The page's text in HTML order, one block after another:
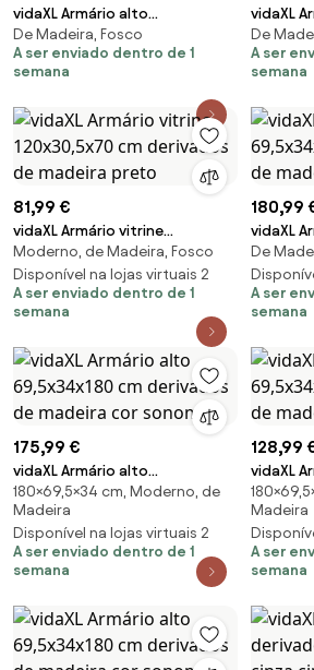
vidaXL Armário alto
69,5x34x180 cm derivados de
madeira sonoma cinza
De Madeira, Fosco
A ser enviado dentro de 1
semana
vidaXL
De
A ser
semana
81,99 €
vidaXL Armário vitrine
120x30,5x70 cm derivados de
madeira preto
Moderno, de Madeira, Fosco
Disponível na lojas virtuais 2
A ser enviado dentro de 1
semana
180,99
vidaXL
De
A ser
semana
175,99 €
vidaXL Armário alto
69,5x34x180 cm derivados de
madeira cor sonoma
180×69,5×34 cm, Moderno, de
Madeira
Disponível na lojas virtuais 2
A ser enviado dentro de 1
semana
128,99
vidaXL
madeira
Madeira
A ser
semana